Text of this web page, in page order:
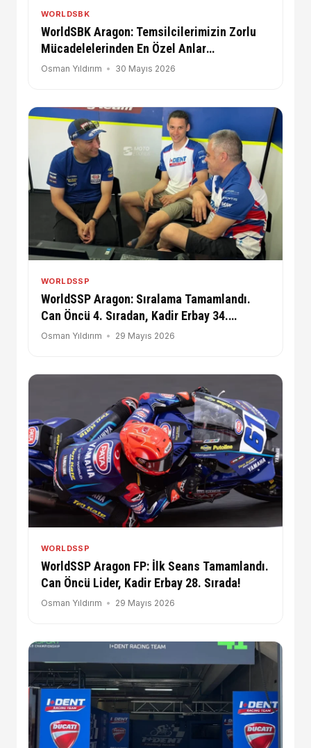
WORLDSBK
WorldSBK Aragon: Temsilcilerimizin Zorlu
Mücadelelerinden En Özel Anlar
Galerimizde
Osman Yıldırım 30 Mayıs 2026
WORLDSSP
WorldSSP Aragon: Sıralama Tamamlandı.
Can Öncü 4. Sıradan, Kadir Erbay 34.
Sıradan Start Alacak!
Osman Yıldırım 29 Mayıs 2026
WORLDSSP
WorldSSP Aragon FP: İlk Seans Tamamlandı.
Can Öncü Lider, Kadir Erbay 28. Sırada!
Osman Yıldırım 29 Mayıs 2026